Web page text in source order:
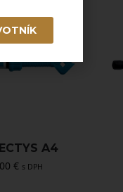
A4
€ s DPH